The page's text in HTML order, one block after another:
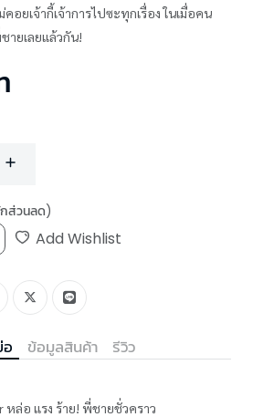
ยเจ้ากี้เจ้าการไปซะทุกเรื่อง ในเมื่อคน
ายเลยแล้วกัน!
ส่วนลด)
Add Wishlist
อ ข้อมูลสินค้า รีวิว
หล่อ แรง ร้าย! พี่ชายชั่วคราว